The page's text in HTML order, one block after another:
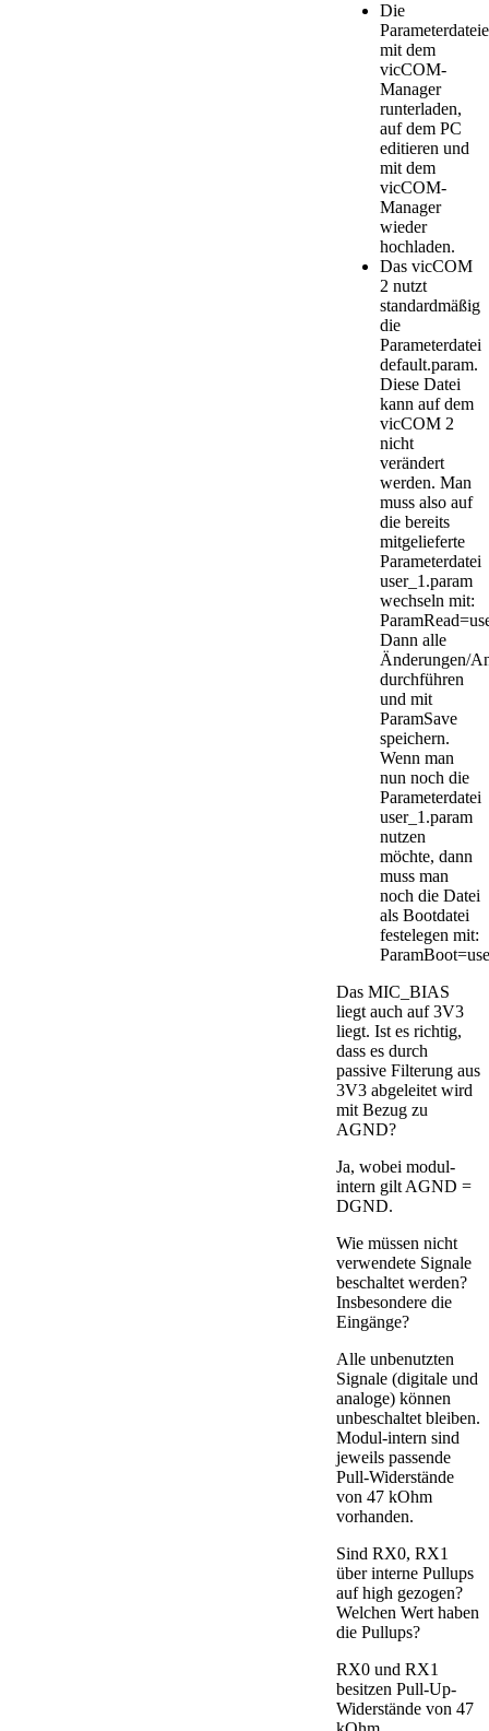
Die
mit dem
vicCOM-
Manager
runterladen,
auf dem PC
editieren und
mit dem
vicCOM-
Manager
wieder
hochladen.
Das vicCOM
2 nutzt
standardmäßig
die
Parameterdatei
default.param.
Diese Datei
kann auf dem
vicCOM 2
nicht
verändert
werden. Man
muss also auf
die bereits
mitgelieferte
Parameterdatei
user_1.param
wechseln mit:
Dann alle
Änderungen/
durchführen
und mit
ParamSave
speichern.
Wenn man
nun noch die
Parameterdatei
user_1.param
nutzen
möchte, dann
muss man
noch die Datei
als Bootdatei
festelegen mit:
Das MIC_BIAS
liegt auch auf 3V3
liegt. Ist es richtig,
dass es durch
passive Filterung aus
3V3 abgeleitet wird
mit Bezug zu
AGND?
Ja, wobei modul-
intern gilt AGND =
DGND.
Wie müssen nicht
verwendete Signale
beschaltet werden?
Insbesondere die
Eingänge?
Alle unbenutzten
Signale (digitale und
analoge) können
unbeschaltet bleiben.
Modul-intern sind
jeweils passende
Pull-Widerstände
von 47 kOhm
vorhanden.
Sind RX0, RX1
über interne Pullups
auf high gezogen?
Welchen Wert haben
die Pullups?
RX0 und RX1
besitzen Pull-Up-
Widerstände von 47